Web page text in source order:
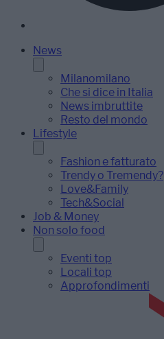
News
Milanomilano
Che si dice in Italia
News imbruttite
Resto del mondo
Lifestyle
Fashion e fatturato
Trendy o Tremendy?
Love&Family
Tech&Social
Job & Money
Non solo food
Eventi top
Locali top
Approfondimenti